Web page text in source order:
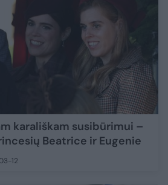
karališkam susibūrimui –
Beatrice ir Eugenie
12